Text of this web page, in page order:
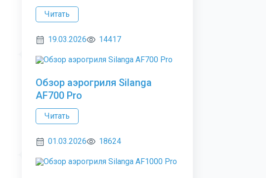
Читать
19.03.2026 14417
Обзор аэрогриля Silanga
AF700 Pro
Читать
01.03.2026 18624